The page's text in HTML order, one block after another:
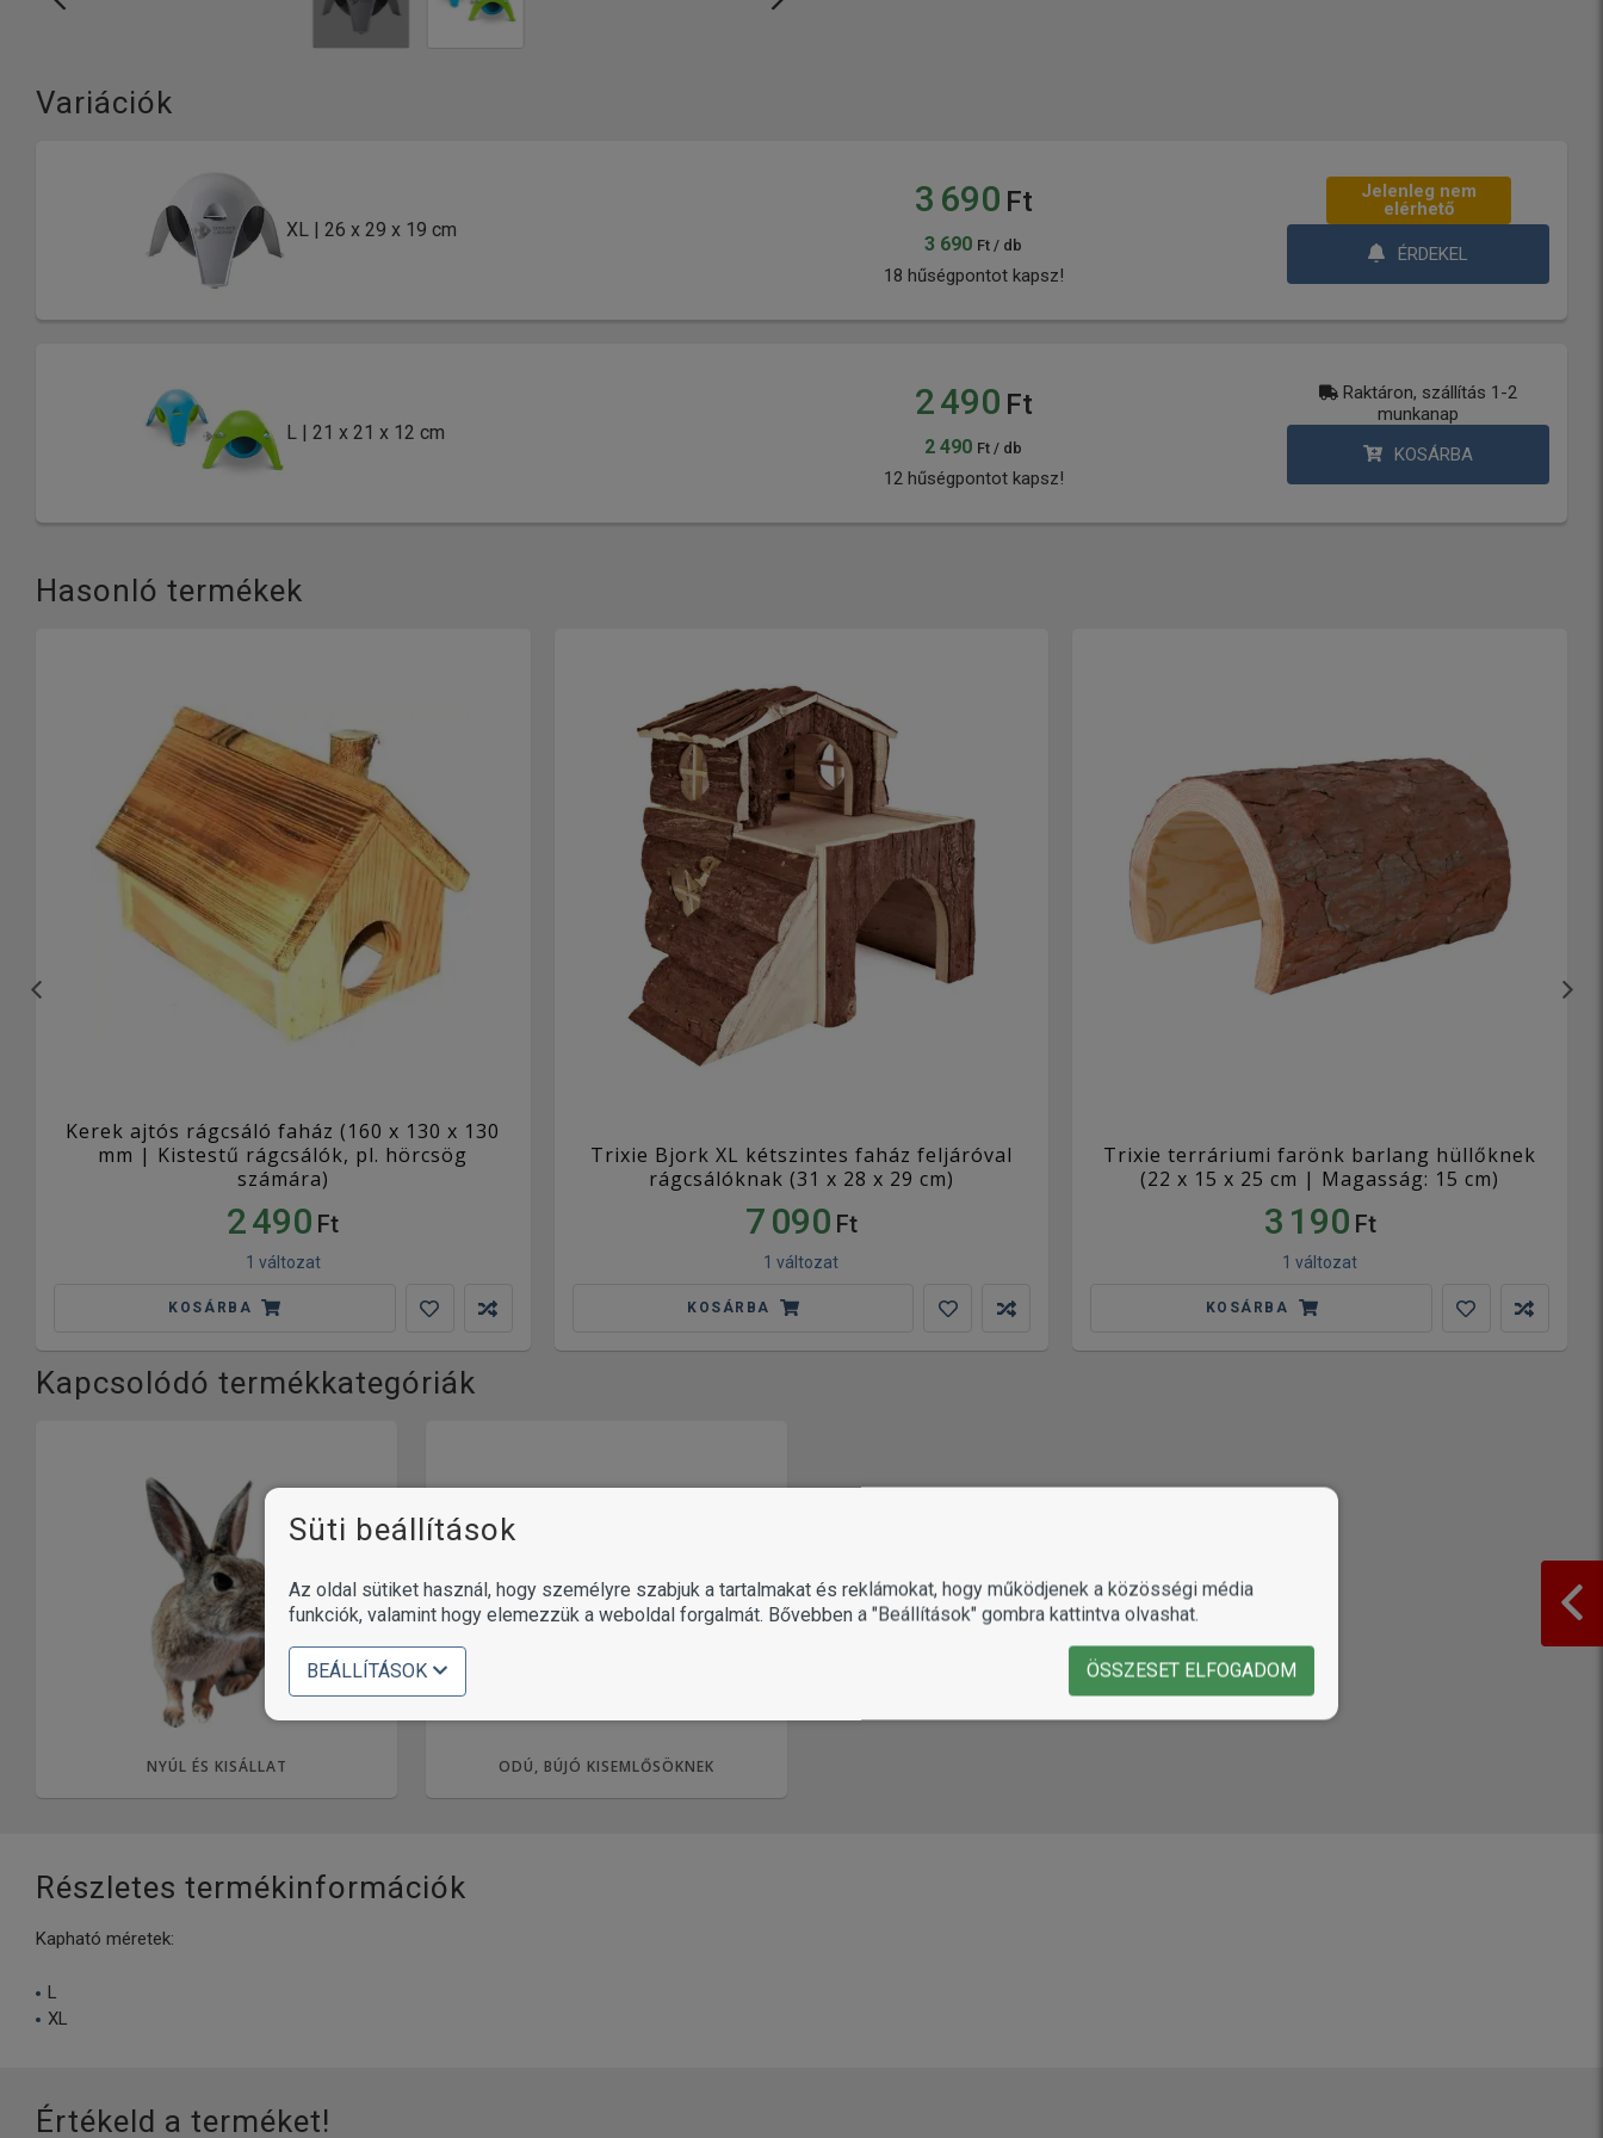
Variációk
XL | 26 x 29 x 19 cm
3 690 Ft
3 690 Ft / db
18 hűségpontot kapsz!
Jelenleg nem
elérhető
ÉRDEKEL
L | 21 x 21 x 12 cm
2 490 Ft
2 490 Ft / db
12 hűségpontot kapsz!
Raktáron, szállítás 1-2
munkanap
KOSÁRBA
Hasonló termékek
Kerek ajtós rágcsáló faház (160 x 130 x 130
mm | Kistestű rágcsálók, pl. hörcsög
számára)
2 490 Ft
1 változat
KOSÁRBA
Trixie Bjork XL kétszintes faház feljáróval
rágcsálóknak (31 x 28 x 29 cm)
7 090 Ft
1 változat
KOSÁRBA
Trixie terráriumi farönk barlang hüllőknek
(22 x 15 x 25 cm | Magasság: 15 cm)
3 190 Ft
1 változat
KOSÁRBA
Kapcsolódó termékkategóriák
NYÚL ÉS KISÁLLAT ODÚ, BÚJÓ KISEMLŐSÖKNEK
Részletes termékinformációk
Kapható méretek:
L
XL
Értékeld a terméket!
Süti beállítások
Az oldal sütiket használ, hogy személyre szabjuk a tartalmakat és reklámokat, hogy működjenek a közösségi média
funkciók, valamint hogy elemezzük a weboldal forgalmát. Bővebben a "Beállítások" gombra kattintva olvashat.
BEÁLLÍTÁSOK ÖSSZESET ELFOGADOM